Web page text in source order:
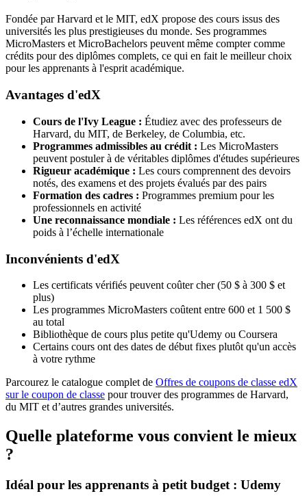
Fondée par Harvard et le MIT, edX propose des cours issus des
universités les plus prestigieuses du monde. Ses programmes
MicroMasters et MicroBachelors peuvent même compter comme
crédits pour des diplômes complets, ce qui en fait le meilleur choix
pour les apprenants à l'esprit académique.
Avantages d'edX
Cours de l'Ivy League : Étudiez avec des professeurs de
Harvard, du MIT, de Berkeley, de Columbia, etc.
Programmes admissibles au crédit : Les MicroMasters
peuvent postuler à de véritables diplômes d'études supérieures
Rigueur académique : Les cours comprennent des devoirs
notés, des examens et des projets évalués par des pairs
Formation des cadres : Programmes premium pour les
professionnels en activité
Une reconnaissance mondiale : Les références edX ont du
poids à l’échelle internationale
Inconvénients d'edX
Les certificats vérifiés peuvent coûter cher (50 $ à 300 $ et
plus)
Les programmes MicroMasters coûtent entre 600 et 1 500 $
au total
Bibliothèque de cours plus petite qu'Udemy ou Coursera
Certains cours ont des dates de début fixes plutôt qu'un accès
à votre rythme
Parcourez le catalogue complet de Offres de coupons de classe edX
sur le coupon de classe pour trouver des programmes de Harvard,
du MIT et d’autres grandes universités.
Quelle plateforme vous convient le mieux
?
Idéal pour les apprenants à petit budget : Udemy